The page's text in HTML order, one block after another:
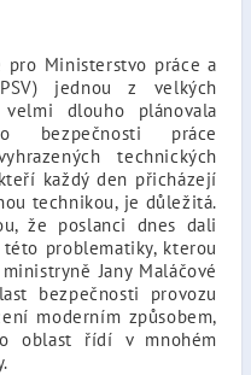
pro Ministerstvo práce a
jednou z velkých
dlouho plánovala
bezpečnosti práce
technických
každý den přicházejí
technikou, je důležitá.
že poslanci dnes dali
problematiky, kterou
Jany Maláčové
bezpečnosti provozu
moderním způsobem,
oblast řídí v mnohém